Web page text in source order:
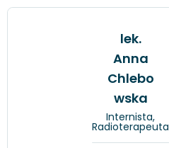
lek.
Anna
Chlebo
wska
Internista,
Radioterapeuta